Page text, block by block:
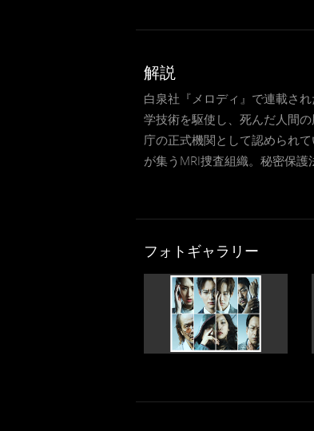
解説
白泉社『メロディ』で連載さ
学技術を駆使し、死んだ人間
庁の正式機関として認められ
が集うMRI捜査組織。秘密保
フォトギャラリー